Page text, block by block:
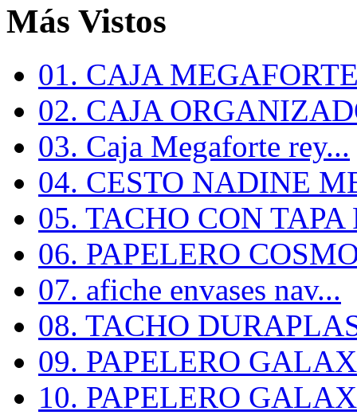
Más Vistos
01. CAJA
02. CAJA
03. Caja Megaforte rey...
04. CESTO NADINE
05. TACHO CON TAPA
06. PAPELERO
07. afiche envases nav...
08. TACHO
09. PAPELERO
10. PAPELERO